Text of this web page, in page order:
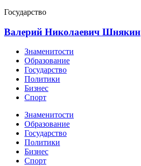
Государство
Валерий Николаевич Шнякин
Знаменитости
Образование
Государство
Политики
Бизнес
Спорт
Знаменитости
Образование
Государство
Политики
Бизнес
Спорт